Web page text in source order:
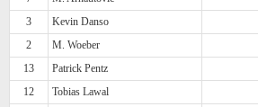
3
Kevin Danso
2
M. Woeber
13
Patrick Pentz
12
Tobias Lawal